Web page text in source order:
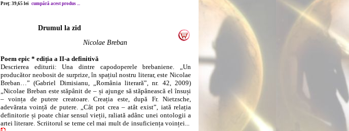
Preț: 39,65 lei cumpără acest produs ...
Drumul la zid
Nicolae Breban
Poem epic * ediția a II-a definitivă
Descrierea editurii: Una dintre capodoperele brebaniene. „Un
producător neobosit de surprize, în spațiul nostru literar, este Nicolae
Breban…” (Gabriel Dimisianu, „România literară”, nr. 42, 2009)
„Nicolae Breban este stăpânit de – și ajunge să stăpânească el însuși
– voința de putere creatoare. Creația este, după Fr. Nietzsche,
adevărata voință de putere. „Cât pot crea – atât exist”, iată relația
definitorie și poate chiar sensul vieții, raliată adânc unei ontologii a
artei literare. Scriitorul se teme cel mai mult de insuficiența voinței...